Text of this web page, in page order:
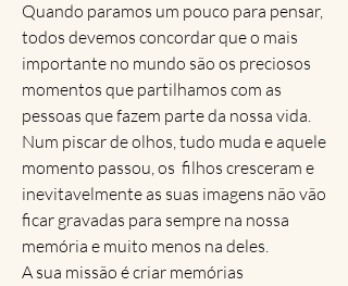
Quando paramos um pouco para pensar,
todos devemos concordar que o mais
importante no mundo são os preciosos
momentos que partilhamos com as
pessoas que fazem parte da nossa vida.
Num piscar de olhos, tudo muda e aquele
momento passou, os filhos cresceram e
inevitavelmente as suas imagens não vão
ficar gravadas para sempre na nossa
memória e muito menos na deles.
A sua missão é criar memórias